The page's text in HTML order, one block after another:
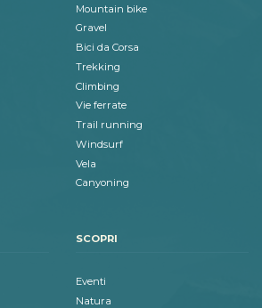
Mountain bike
Gravel
Bici da Corsa
Trekking
Climbing
Vie ferrate
Trail running
Windsurf
Vela
Canyoning
SCOPRI
Eventi
Natura